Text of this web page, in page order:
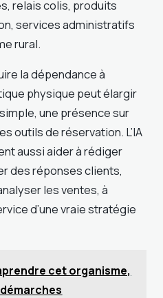
relais colis, produits
services administratifs
rural.
la dépendance à
physique peut élargir
une présence sur
outils de réservation. L’IA
aussi aider à rédiger
des réponses clients,
les ventes, à
d’une vraie stratégie
cet organisme,